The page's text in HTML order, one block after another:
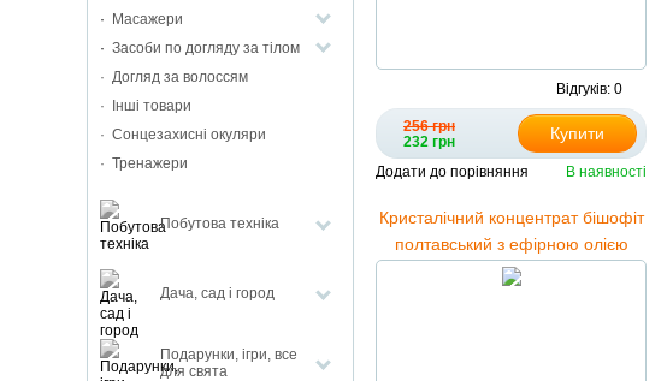
Масажери
Засоби по догляду за тілом
Догляд за волоссям
Інші товари
Сонцезахисні окуляри
Тренажери
Побутова техніка
Дача, сад і город
Подарунки, ігри, все
для свята
Відгуків: 0
256 грн
232 грн
Купити
Додати до порівняння В наявності
Кристалічний концентрат бішофіт
полтавський з ефірною олією
сосни та евкаліпту zip-пакет 5000